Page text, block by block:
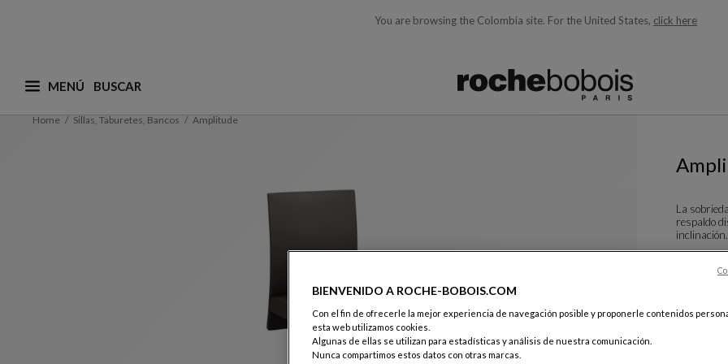
You are browsing the Colombia site. For the United States, click here
MENÚ
¿Qué está buscando? (adaptamos las sugerencias aquí debajo acorde con lo que está buscando)
Home Sillas, Taburetes, Bancos Amplitude
La
respaldo
Silla -
BIENVENIDO A ROCHE-BOBOIS.COM
Con el fin de ofrecerle la mejor experiencia de navegación posible y proponerle contenidos
esta web utilizamos cookies.
Algunas de ellas se utilizan para estadísticas y análisis de nuestra comunicación.
Nunca compartimos estos datos con otras marcas.